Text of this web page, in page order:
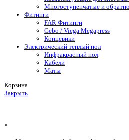
Многоступенчатые и
Фитинги
FAR Фитинги
Gebo / Viega Megapress
Концевики
Электрический теплый пол
Инфракрасный пол
Кабели
Маты
Корзина
Закрыть
×